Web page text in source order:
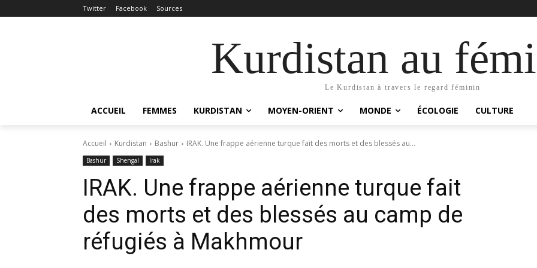
Twitter Facebook Sources
Kurdistan au
Le Kurdistan à travers le regard féminin
ACCUEIL FEMMES KURDISTAN MOYEN-ORIENT MONDE ÉCOLOGIE CULTURE
Accueil Kurdistan Bashur IRAK. Une frappe aérienne turque fait des morts et des blessés au...
Bashur Shengal Irak
IRAK. Une frappe aérienne turque fait
des morts et des blessés au camp de
réfugiés à Makhmour